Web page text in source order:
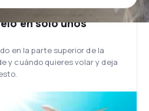
en solo unos
en la parte superior de la
y cuándo quieres volar y deja